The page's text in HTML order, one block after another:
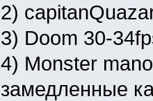
2)
3) Doom 30-
4) Monster
замедленные